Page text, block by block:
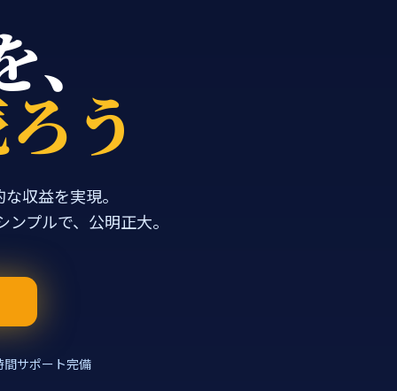
う
収益を実現。
プルで、公明正大。
間サポート完備